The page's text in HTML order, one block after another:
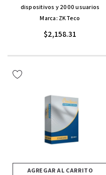
dispositivos y 2000 usuarios
Marca: ZKTeco
$2,158.31
AGREGAR AL CARRITO